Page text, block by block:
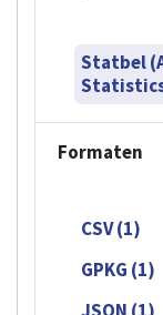
Statbel
Formaten
CSV (1)
GPKG (1)